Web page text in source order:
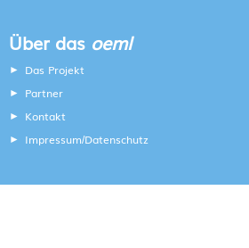
Über das oeml
Das Projekt
Partner
Kontakt
Impressum/Datenschutz